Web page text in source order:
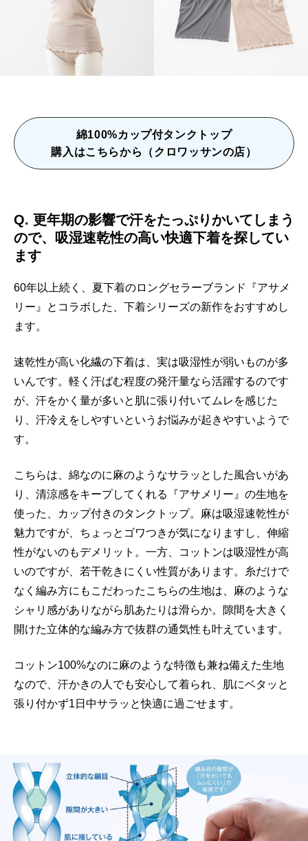
綿100%カップ付タンクトップ
購入はこちらから（クロワッサンの店）
Q. 更年期の影響で汗をたっぷりかいてしまう
ので、吸湿速乾性の高い快適下着を探してい
ます
60年以上続く、夏下着のロングセラーブランド『アサメ
リー』とコラボした、下着シリーズの新作をおすすめし
ます。
速乾性が高い化繊の下着は、実は吸湿性が弱いものが多
いんです。軽く汗ばむ程度の発汗量なら活躍するのです
が、汗をかく量が多いと肌に張り付いてムレを感じた
り、汗冷えをしやすいというお悩みが起きやすいようで
す。
こちらは、綿なのに麻のようなサラッとした風合いがあ
り、清涼感をキープしてくれる『アサメリー』の生地を
使った、カップ付きのタンクトップ。麻は吸湿速乾性が
魅力ですが、ちょっとゴワつきが気になりますし、伸縮
性がないのもデメリット。一方、コットンは吸湿性が高
いのですが、若干乾きにくい性質があります。糸だけで
なく編み方にもこだわったこちらの生地は、麻のような
シャリ感がありながら肌あたりは滑らか。隙間を大きく
開けた立体的な編み方で抜群の通気性も叶えています。
コットン100%なのに麻のような特徴も兼ね備えた生地
なので、汗かきの人でも安心して着られ、肌にベタッと
張り付かず1日中サラッと快適に過ごせます。